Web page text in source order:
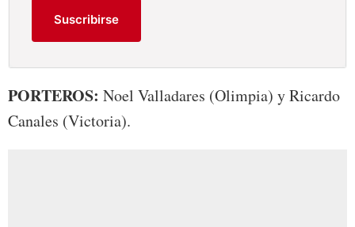
Suscribirse
PORTEROS: Noel Valladares (Olimpia) y Ricardo
Canales (Victoria).